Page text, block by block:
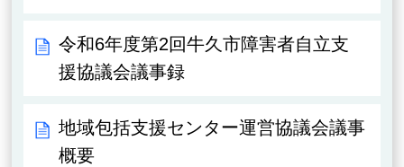
令和6年度第2回牛久市障害者自立支
援協議会議事録
地域包括支援センター運営協議会議事
概要